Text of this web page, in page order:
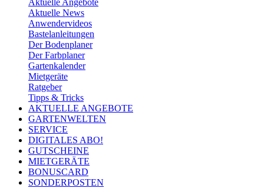
Aktuelle Angebote
Aktuelle News
Anwendervideos
Bastelanleitungen
Der Bodenplaner
Der Farbplaner
Gartenkalender
Mietgeräte
Ratgeber
Tipps & Tricks
AKTUELLE ANGEBOTE
GARTENWELTEN
SERVICE
DIGITALES ABO!
GUTSCHEINE
MIETGERÄTE
BONUSCARD
SONDERPOSTEN